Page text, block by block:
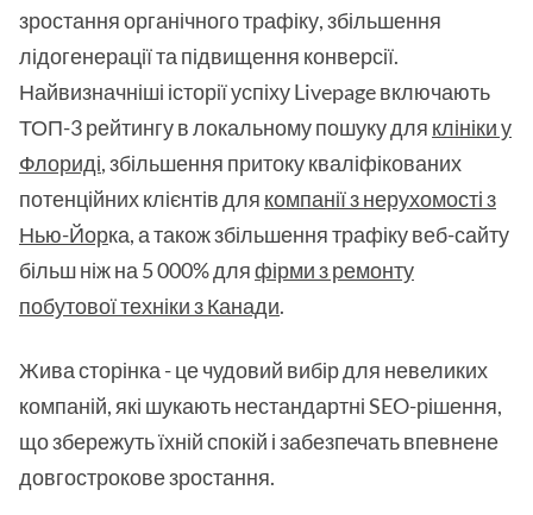
зростання органічного трафіку, збільшення
лідогенерації та підвищення конверсії.
Найвизначніші історії успіху Livepage включають
ТОП-3 рейтингу в локальному пошуку для клініки у
Флориді, збільшення притоку кваліфікованих
потенційних клієнтів для компанії з нерухомості з
Нью-Йорка, а також збільшення трафіку веб-сайту
більш ніж на 5 000% дляфірми з ремонту
побутової техніки з Канади.
Жива сторінка - це чудовий вибір для невеликих
компаній, які шукають нестандартні SEO-рішення,
що збережуть їхній спокій і забезпечать впевнене
довгострокове зростання.